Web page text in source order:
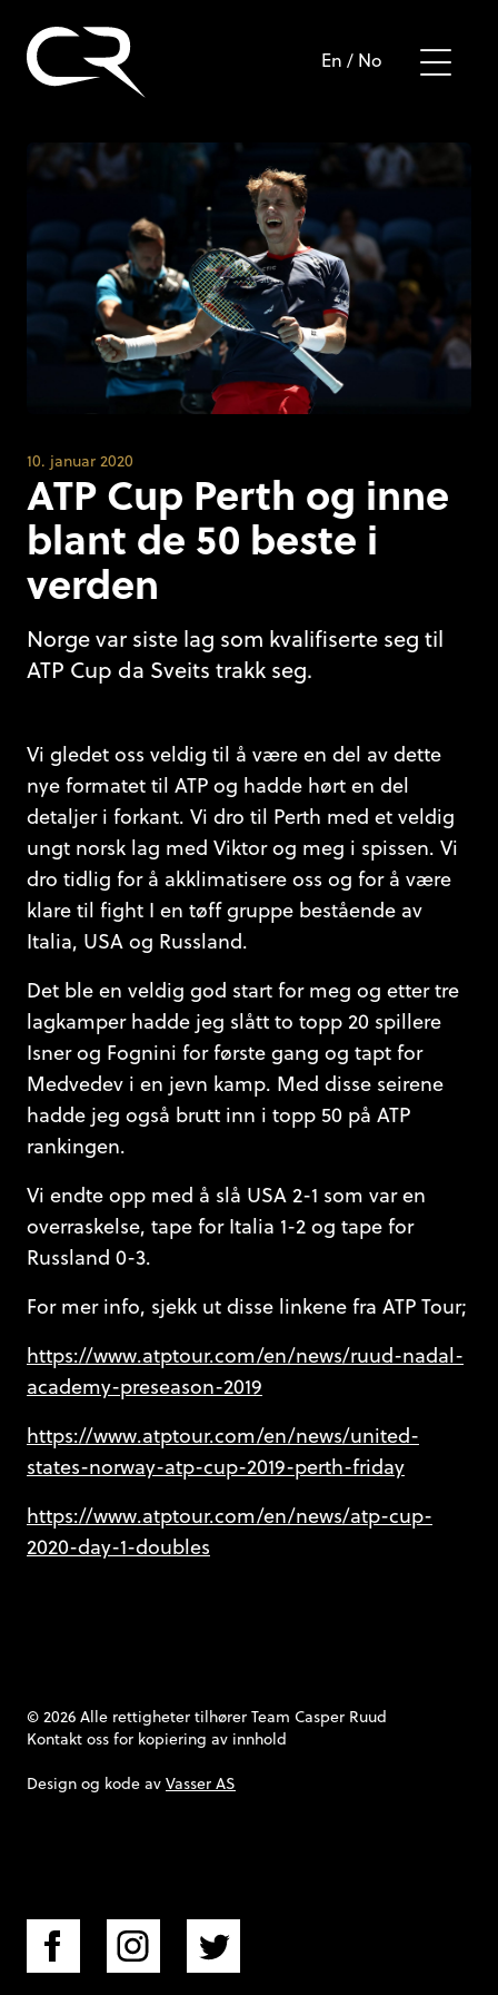
En / No
10. januar 2020
ATP Cup Perth og inne
blant de 50 beste i
verden
Norge var siste lag som kvalifiserte seg til
ATP Cup da Sveits trakk seg.
Vi gledet oss veldig til å være en del av dette
nye formatet til ATP og hadde hørt en del
detaljer i forkant. Vi dro til Perth med et veldig
ungt norsk lag med Viktor og meg i spissen. Vi
dro tidlig for å akklimatisere oss og for å være
klare til fight I en tøff gruppe bestående av
Italia, USA og Russland.
Det ble en veldig god start for meg og etter tre
lagkamper hadde jeg slått to topp 20 spillere
Isner og Fognini for første gang og tapt for
Medvedev i en jevn kamp. Med disse seirene
hadde jeg også brutt inn i topp 50 på ATP
rankingen.
Vi endte opp med å slå USA 2-1 som var en
overraskelse, tape for Italia 1-2 og tape for
Russland 0-3.
For mer info, sjekk ut disse linkene fra ATP Tour;
https://www.atptour.com/en/news/ruud-nadal-
academy-preseason-2019
https://www.atptour.com/en/news/united-
states-norway-atp-cup-2019-perth-friday
https://www.atptour.com/en/news/atp-cup-
2020-day-1-doubles
© 2026 Alle rettigheter tilhører Team Casper Ruud
Kontakt oss for kopiering av innhold
Design og kode av Vasser AS